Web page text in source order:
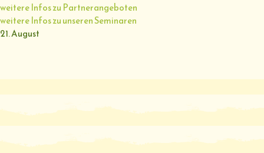
weitere Infos zu Partnerangeboten
weitere Infos zu unseren Seminaren
21. August